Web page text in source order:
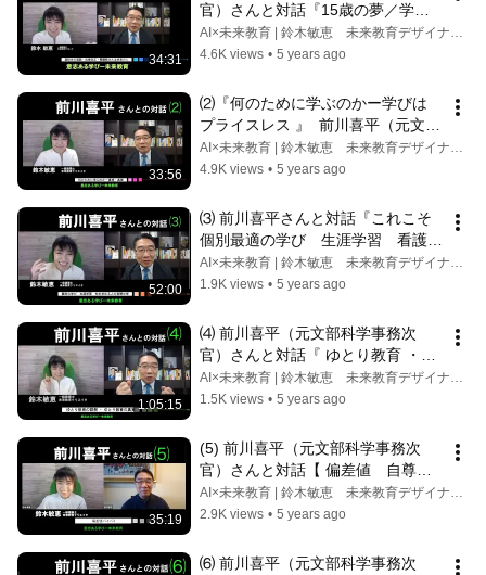
34:31
官）さんと対話『15歳の夢／学び
続けたい／ 看護師さんは未来の人
』と鈴木敏恵（一級建築士）未来教
AI×未来教育 | 鈴木敏恵 未来教育デザイナー / 一級建築士
4.6K views • 5 years ago
33:56
⑵『何のために学ぶのかー学びは
プライスレス 』  前川喜平（元文部
科学事務次官）さん 対話：鈴木敏
恵(一級建築士)未来教育プロジェク
AI×未来教育 | 鈴木敏恵 未来教育デザイナー / 一級建築士
4.9K views • 5 years ago
52:00
⑶ 前川喜平さんと対話『これこそ
個別最適の学び　生涯学習　看護
師　ジェンダー平等　夜間中学
貧困　学校教育の課題』鈴木敏恵
ト
AI×未来教育 | 鈴木敏恵 未来教育デザイナー / 一級建築士
1.9K views • 5 years ago
1:05:15
⑷ 前川喜平（元文部科学事務次
官）さんと対話『 ゆとり教育 ・学
力は下がっていない・  PISA 国際
学力調査　読解力 学習指導要領』
度調査資料は以下
AI×未来教育 | 鈴木敏恵 未来教育デザイナー / 一級建築士
1.5K views • 5 years ago
35:19
(5) 前川喜平（元文部科学事務次
官）さんと対話【 偏差値　自尊感
情・主体性】東京大学・医師・検査
技師・キャリアパスポート　ポート
【未来教育プロジェクト】
AI×未来教育 | 鈴木敏恵 未来教育デザイナー / 一級建築士
2.9K views • 5 years ago
⑹ 前川喜平（元文部科学事務次